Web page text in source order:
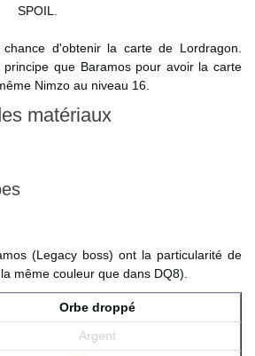
SPOIL.
d'obtenir la carte de Lordragon.
que Baramos pour avoir la carte
Nimzo au niveau 16.
matériaux
(Legacy boss) ont la particularité de
même couleur que dans DQ8).
Orbe droppé
Argent